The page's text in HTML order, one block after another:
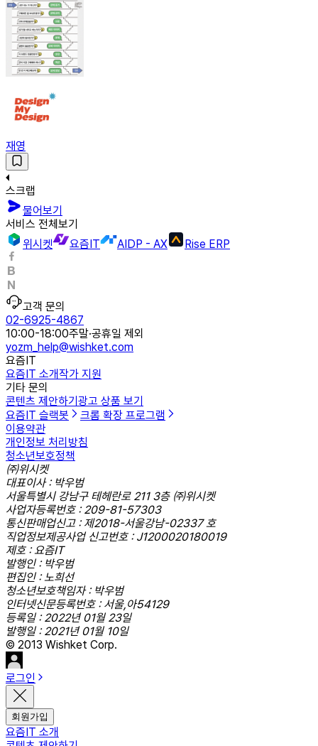
재영
스크랩
물어보기
서비스 전체보기
위시켓
요즘IT AIDP - AX Rise ERP
고객 문의
02-6925-4867
10:00-18:00주말·공휴일 제외
yozm_help@wishket.com
요즘IT
요즘IT 소개작가 지원
기타 문의
콘텐츠 제안하기 광고 상품 보기
요즘IT 슬랙봇
크롬 확장 프로그램
이용약관
개인정보 처리방침
청소년보호정책
㈜위시켓
대표이사 : 박우범
서울특별시 강남구 테헤란로 211 3층 ㈜위시켓
사업자등록번호 : 209-81-57303
통신판매업신고 : 제2018-서울강남-02337 호
직업정보제공사업 신고번호 : J1200020180019
제호 : 요즘IT
발행인 : 박우범
편집인 : 노희선
청소년보호책임자 : 박우범
인터넷신문등록번호 : 서울,아54129
등록일 : 2022년 01월 23일
발행일 : 2021년 01월 10일
© 2013 Wishket Corp.
로그인
회원가입
요즘IT 소개